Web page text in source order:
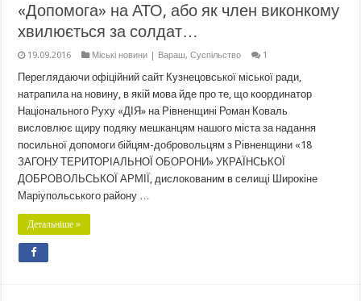
«Допомога» на АТО, або як член виконкому
хвилюється за солдат…
19.09.2016 Міські новини | Вараш,Суспільство 1
Переглядаючи офіційний сайт Кузнецовської міської ради,
натрапила на новину, в якій мова йде про те, що координатор
Національного Руху «ДІЯ» на Рівненщині Роман Коваль
висловлює щиру подяку мешканцям нашого міста за надання
посильної допомоги бійцям-добровольцям з Рівненщини «18
ЗАГОНУ ТЕРИТОРІАЛЬНОЇ ОБОРОНИ» УКРАЇНСЬКОЇ
ДОБРОВОЛЬСЬКОЇ АРМІЇ, дислокованим в селищі Широкіне
Маріупольського району …
Детальніше »